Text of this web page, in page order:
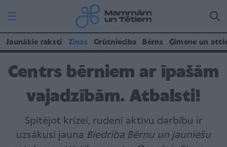
Jaunākie raksti Ziņas Grūtniecība Bērns Ģimene un
Centrs bērniem ar īpašām
vajadzībām. Atbalsti!
Spītējot krīzei, rudenī aktīvu darbību ir
uzsākusi jauna Biedrība Bērnu un jauniešu